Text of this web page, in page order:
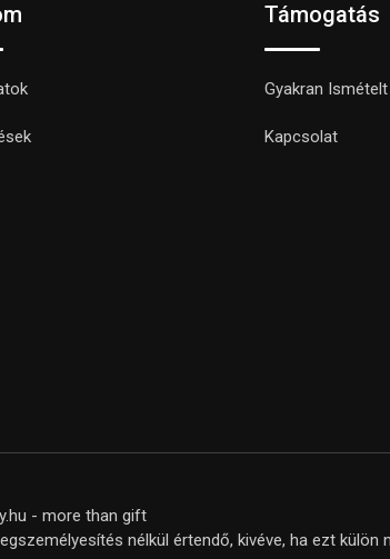
Támogatás
Gyakran
Kapcsolat
- more than gift
nélkül értendő, kivéve, ha ezt külön